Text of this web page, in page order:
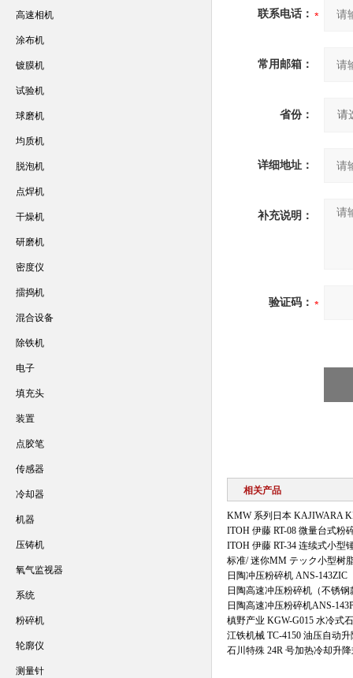
联系电话：
常用邮箱：
省份：
详细地址：
补充说明：
验证码：
相关产品
KMW 系列日本 KAJIWARA
ITOH 伊藤 RT-08 微量台式粉
ITOH 伊藤 RT-34 连续式小型
标准/ 迷你MM テック小型树
日陶冲压粉碎机 ANS-143ZIC
日陶高速冲压粉碎机（不锈钢
日陶高速冲压粉碎机ANS-
槙野产业 KGW-G015 水冷式
江铁机械 TC-4150 油压自动
石川特殊 24R 号加热冷却升
高速相机
涂布机
镀膜机
试验机
球磨机
均质机
脱泡机
点焊机
干燥机
研磨机
密度仪
擂捣机
混合设备
除铁机
电子
填充头
装置
点胶笔
传感器
冷却器
机器
压铸机
氧气监视器
系统
粉碎机
轮廓仪
测量针